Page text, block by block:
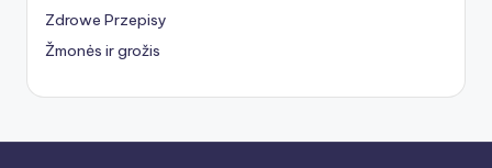
Zdrowe Przepisy
Žmonės ir grožis